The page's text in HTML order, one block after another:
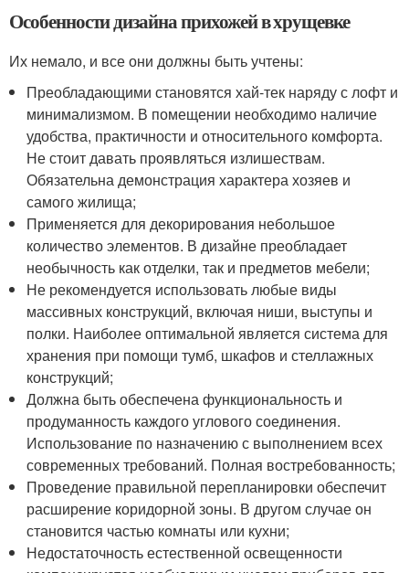
Особенности дизайна прихожей в хрущевке
Их немало, и все они должны быть учтены:
Преобладающими становятся хай-тек наряду с лофт и
минимализмом. В помещении необходимо наличие
удобства, практичности и относительного комфорта.
Не стоит давать проявляться излишествам.
Обязательна демонстрация характера хозяев и
самого жилища;
Применяется для декорирования небольшое
количество элементов. В дизайне преобладает
необычность как отделки, так и предметов мебели;
Не рекомендуется использовать любые виды
массивных конструкций, включая ниши, выступы и
полки. Наиболее оптимальной является система для
хранения при помощи тумб, шкафов и стеллажных
конструкций;
Должна быть обеспечена функциональность и
продуманность каждого углового соединения.
Использование по назначению с выполнением всех
современных требований. Полная востребованность;
Проведение правильной перепланировки обеспечит
расширение коридорной зоны. В другом случае он
становится частью комнаты или кухни;
Недостаточность естественной освещенности